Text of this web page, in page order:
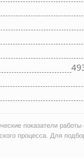
показатели работы
процесса. Для